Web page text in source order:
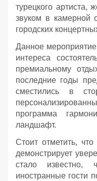
турецкого артиста,
звуком в камерной
городских
Данное
интереса
премиальному
последние годы
сместились в
программа
ландшафт.
Стоит отметить, что
демонстрирует
стало известно,
иностранные гости